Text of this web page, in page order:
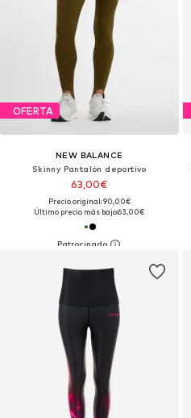
OFERTA
NEW BALANCE
Skinny Pantalón deportivo
63,00€
Precio original: 90,00€
Último precio más bajo:63,00€